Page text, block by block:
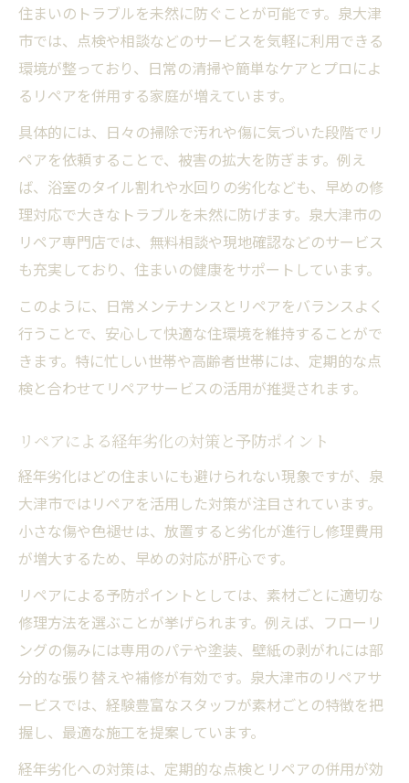
住まいのトラブルを未然に防ぐことが可能です。泉大津
市では、点検や相談などのサービスを気軽に利用できる
環境が整っており、日常の清掃や簡単なケアとプロによ
るリペアを併用する家庭が増えています。
具体的には、日々の掃除で汚れや傷に気づいた段階でリ
ペアを依頼することで、被害の拡大を防ぎます。例え
ば、浴室のタイル割れや水回りの劣化なども、早めの修
理対応で大きなトラブルを未然に防げます。泉大津市の
リペア専門店では、無料相談や現地確認などのサービス
も充実しており、住まいの健康をサポートしています。
このように、日常メンテナンスとリペアをバランスよく
行うことで、安心して快適な住環境を維持することがで
きます。特に忙しい世帯や高齢者世帯には、定期的な点
検と合わせてリペアサービスの活用が推奨されます。
リペアによる経年劣化の対策と予防ポイント
経年劣化はどの住まいにも避けられない現象ですが、泉
大津市ではリペアを活用した対策が注目されています。
小さな傷や色褪せは、放置すると劣化が進行し修理費用
が増大するため、早めの対応が肝心です。
リペアによる予防ポイントとしては、素材ごとに適切な
修理方法を選ぶことが挙げられます。例えば、フローリ
ングの傷みには専用のパテや塗装、壁紙の剥がれには部
分的な張り替えや補修が有効です。泉大津市のリペアサ
ービスでは、経験豊富なスタッフが素材ごとの特徴を把
握し、最適な施工を提案しています。
経年劣化への対策は、定期的な点検とリペアの併用が効